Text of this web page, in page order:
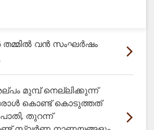
വൻ സംഘർഷം
മുമ്പ് നെല്ലിക്കുന്ന്
ഒരാൾ കൊണ്ട് കൊടുത്തത്
തുറന്ന്